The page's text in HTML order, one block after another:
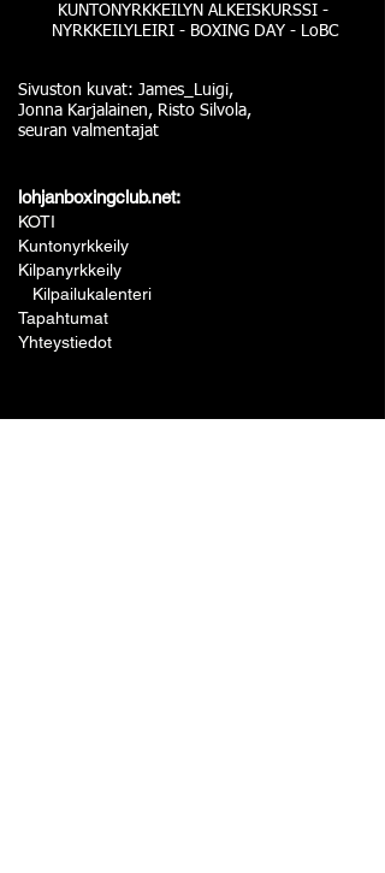
KUNTONYRKKEILYN ALKEISKURSSI -
NYRKKEILYLEIRI - BOXING DAY - LoBC
Sivuston kuvat: James_Luigi,
Jonna Karjalainen, Risto Silvola,
seuran valmentajat
lohjanboxingclub.net:
KOTI
Kuntonyrkkeily
Kilpanyrkkeily
Kilpailukalenteri
Tapahtumat
Yhteystiedot